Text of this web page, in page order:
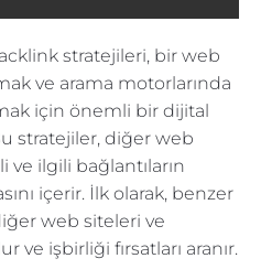
stratejileri, bir web
ve arama motorlarında
için önemli bir dijital
stratejiler, diğer web
ilgili bağlantıların
içerir. İlk olarak, benzer
web siteleri ve
işbirliği fırsatları aranır.